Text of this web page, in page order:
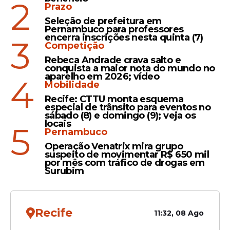
Polo Azulão destaca a
pluralidade musical do São
João de Caruaru
Festa
São João de Caruaru entra
no segundo fim de semana
com mais de 120 atrações;
confira
Veja Também
2
Prazo
Seleção de prefeitura em
Pernambuco para professores
encerra inscrições nesta quinta (7)
3
Competição
Rebeca Andrade crava salto e
conquista a maior nota do mundo no
aparelho em 2026; vídeo
4
Mobilidade
Recife: CTTU monta esquema
especial de trânsito para eventos no
sábado (8) e domingo (9); veja os
locais
5
Pernambuco
Operação Venatrix mira grupo
suspeito de movimentar R$ 650 mil
por mês com tráfico de drogas em
Surubim
Recife 11:32, 08 Ago